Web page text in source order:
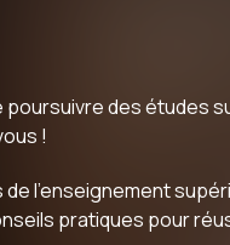
des études
!
l’enseignement
pratiques pour